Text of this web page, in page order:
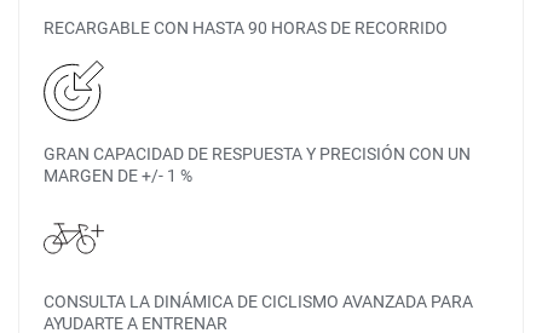
RECARGABLE CON HASTA 90 HORAS DE RECORRIDO
GRAN CAPACIDAD DE RESPUESTA Y PRECISIÓN CON UN
MARGEN DE +/- 1 %
CONSULTA LA DINÁMICA DE CICLISMO AVANZADA PARA
AYUDARTE A ENTRENAR